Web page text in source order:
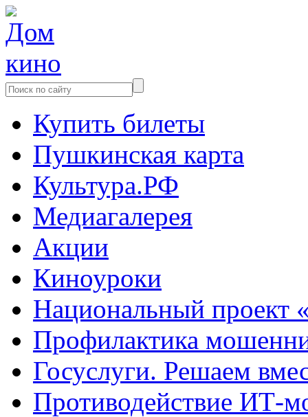
Купить билеты
Пушкинская карта
Культура.РФ
Медиагалерея
Акции
Киноуроки
Национальный проект
Профилактика
Госуслуги. Решаем
Противодействие ИТ-